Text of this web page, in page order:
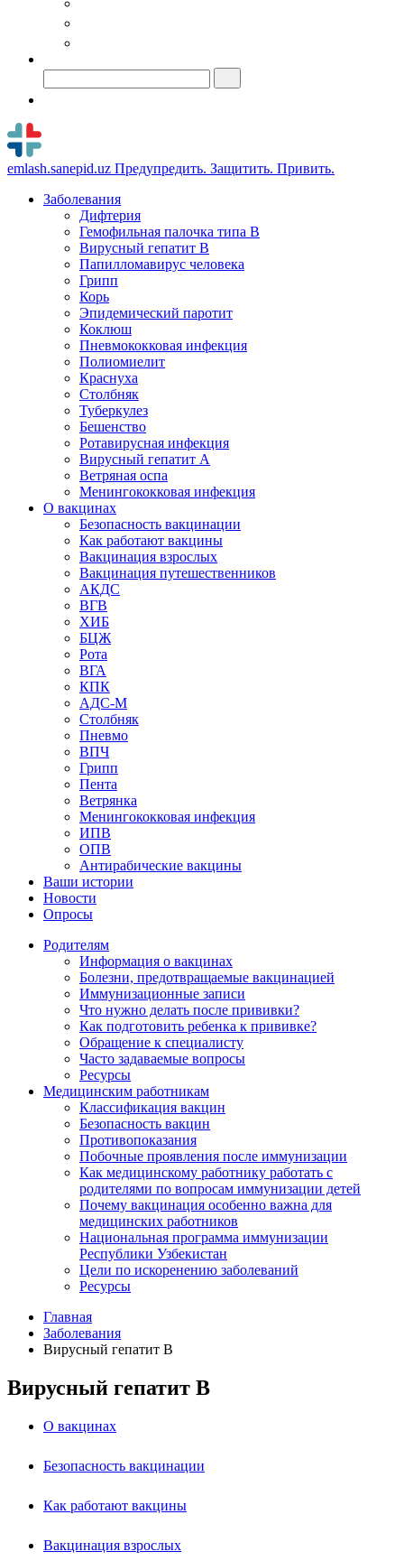
emlash.sanepid.uz Предупредить. Защитить. Привить.
Заболевания
Дифтерия
Гемофильная палочка типа B
Вирусный гепатит В
Папилломавирус человека
Грипп
Корь
Эпидемический паротит
Коклюш
Пневмококковая инфекция
Полиомиелит
Краснуха
Столбняк
Туберкулез
Бешенство
Ротавирусная инфекция
Вирусный гепатит А
Ветряная оспа
Менингококковая инфекция
О вакцинах
Безопасность вакцинации
Как работают вакцины
Вакцинация взрослых
Вакцинация путешественников
АКДС
ВГВ
ХИБ
БЦЖ
Рота
ВГА
КПК
АДС-М
Столбняк
Пневмо
ВПЧ
Грипп
Пента
Ветрянка
Менингококковая инфекция
ИПВ
ОПВ
Антирабические вакцины
Ваши истории
Новости
Опросы
Родителям
Информация о вакцинах
Болезни, предотвращаемые вакцинацией
Иммунизационные записи
Что нужно делать после прививки?
Как подготовить ребенка к прививке?
Обращение к специалисту
Часто задаваемые вопросы
Ресурсы
Медицинским работникам
Классификация вакцин
Безопасность вакцин
Противопоказания
Побочные проявления после иммунизации
Как медицинскому работнику работать с
родителями по вопросам иммунизации детей
Почему вакцинация особенно важна для
медицинских работников
Национальная программа иммунизации
Республики Узбекистан
Цели по искоренению заболеваний
Ресурсы
Главная
Заболевания
Вирусный гепатит В
Вирусный гепатит В
О вакцинах
Безопасность вакцинации
Как работают вакцины
Вакцинация взрослых